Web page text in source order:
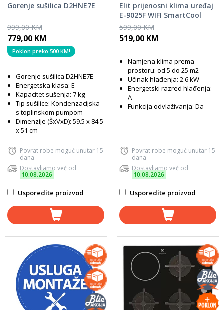
Gorenje sušilica D2HNE7E
999,00 KM
779,00 KM
Poklon preko 500 KM!
Gorenje sušilica D2HNE7E
Energetska klasa: E
Kapacitet sušenja: 7 kg
Tip sušilice: Kondenzacijska
s toplinskom pumpom
Dimenzije (ŠxVxD): 59.5 x 84.5
x 51 cm
Povrat robe moguć unutar 15
dana
Dostavljamo već od
10.08.2026
Usporedite proizvod
Elit prijenosni klima uređaj
E-9025F WIFI SmartCool
2.6kW
599,00 KM
519,00 KM
Namjena klima prema
prostoru: od 5 do 25 m2
Učinak hlađenja: 2.6 kW
Energetski razred hlađenja:
A
Funkcija odvlaživanja: Da
Povrat robe moguć unutar 15
dana
Dostavljamo već od
10.08.2026
Usporedite proizvod